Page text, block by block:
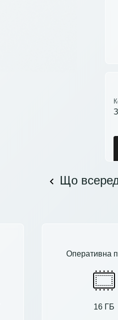
Що
Оперативна
16 ГБ